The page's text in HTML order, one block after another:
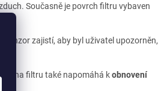
Současně je povrch filtru vybaven
senzor zajistí, aby byl uživatel upozorněn,
filtru také napomáhá kobnovení